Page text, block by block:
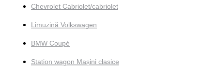
Chevrolet Cabriolet/cabriolet
Limuzină Volkswagen
BMW Coupé
Station wagon Mașini clasice